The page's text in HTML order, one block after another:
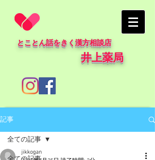
とことん話をきく漢方相談店
井上薬局
記事
全ての記事
jikkogan